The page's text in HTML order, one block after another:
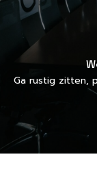
Ga rustig zitten,